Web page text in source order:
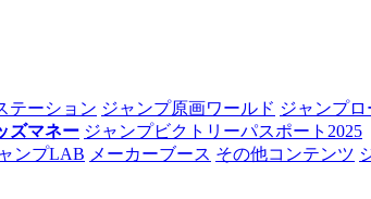
テーション ジャンプ原画ワールド ジャンプロ
ズマネー ジャンプビクトリーパスポート2025
ンプLAB メーカーブース その他コンテンツ